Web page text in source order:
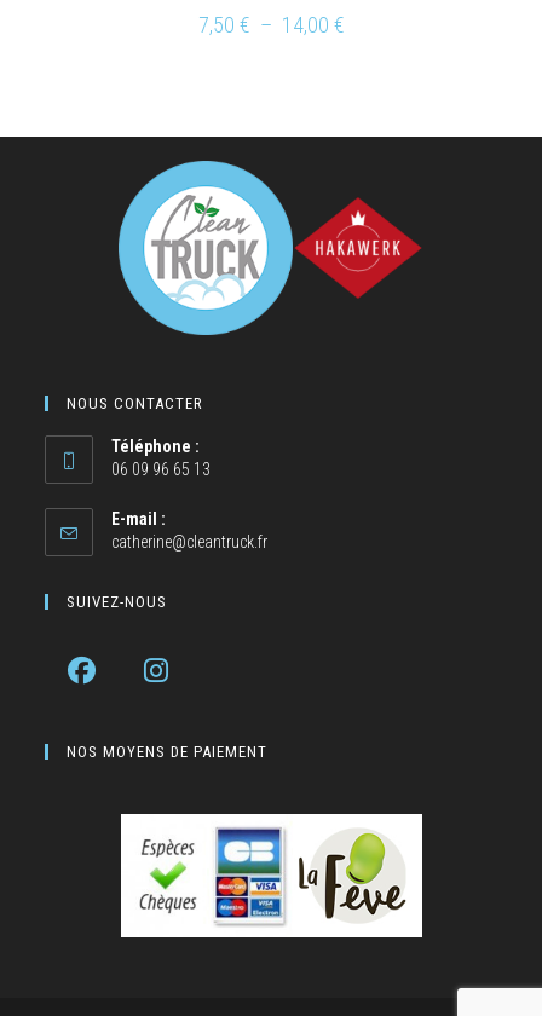
7,50 € – 14,00 €
NOUS CONTACTER
Téléphone :
06 09 96 65 13
E-mail :
catherine@cleantruck.fr
SUIVEZ-NOUS
NOS MOYENS DE PAIEMENT